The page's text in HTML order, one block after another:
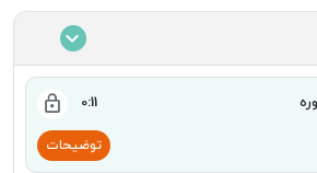
0:11
توضیحات